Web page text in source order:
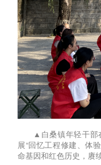
▲白桑镇年轻干部
展“回忆工程修建、体
命基因和红色历史，赓